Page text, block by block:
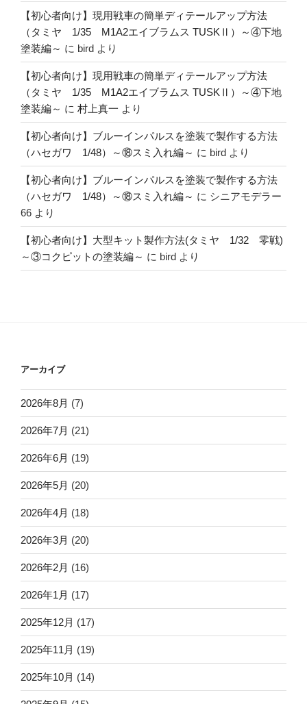
【初心者向け】現用戦車の簡単ディテールアップ方法
（タミヤ 1/35 M1A2エイブラムス TUSKⅡ）～④下地
塗装編～ に bird より
【初心者向け】現用戦車の簡単ディテールアップ方法
（タミヤ 1/35 M1A2エイブラムス TUSKⅡ）～④下地
塗装編～ に 村上真一 より
【初心者向け】ブルーインパルスを塗装で製作する方法
（ハセガワ 1/48）～⑱スミ入れ編～ に bird より
【初心者向け】ブルーインパルスを塗装で製作する方法
（ハセガワ 1/48）～⑱スミ入れ編～ に シニアモデラー
66 より
【初心者向け】大型キット製作方法(タミヤ 1/32 零戦)
～③コクピットの塗装編～ に bird より
アーカイブ
2026年8月 (7)
2026年7月 (21)
2026年6月 (19)
2026年5月 (20)
2026年4月 (18)
2026年3月 (20)
2026年2月 (16)
2026年1月 (17)
2025年12月 (17)
2025年11月 (19)
2025年10月 (14)